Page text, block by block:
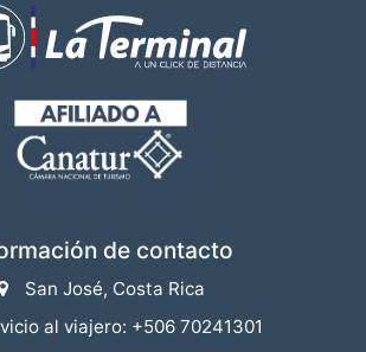
de contacto
San José, Costa Rica
al viajero: +506 70241301